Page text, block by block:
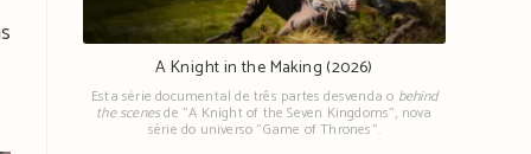
A Knight in the Making (2026)
Esta série documental de três partes desvenda o behind
the scenesde "A Knight of the Seven Kingdoms", nova
série do universo "Game of Thrones".